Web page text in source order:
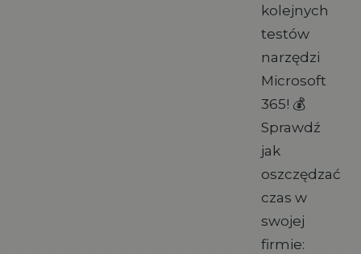
kolejnych
testów
narzędzi
Microsoft
365! 💰
Sprawdź
jak
oszczędzać
czas w
swojej
firmie: